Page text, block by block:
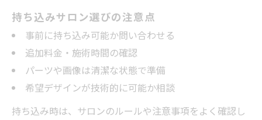
持ち込みサロン選びの注意点
事前に持ち込み可能か問い合わせる
追加料金・施術時間の確認
パーツや画像は清潔な状態で準備
希望デザインが技術的に可能か相談
持ち込み時は、サロンのルールや注意事項をよく確認し